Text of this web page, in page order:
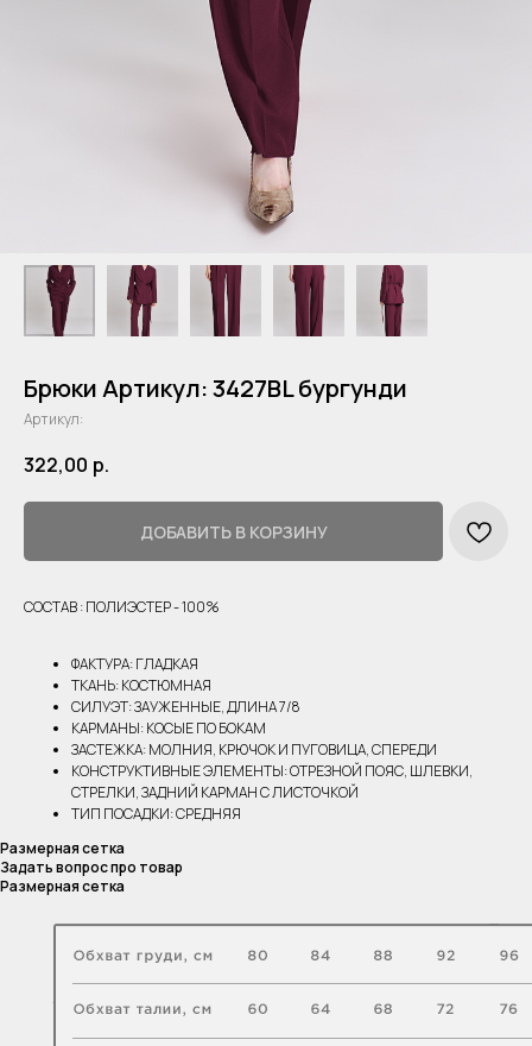
Брюки Артикул: 3427BL бургунди
Артикул:
322,00 р.
ДОБАВИТЬ В КОРЗИНУ
СОСТАВ : ПОЛИЭСТЕР - 100%
ФАКТУРА: ГЛАДКАЯ
ТКАНЬ: КОСТЮМНАЯ
СИЛУЭТ: ЗАУЖЕННЫЕ, ДЛИНА 7/8
КАРМАНЫ: КОСЫЕ ПО БОКАМ
ЗАСТЕЖКА: МОЛНИЯ, КРЮЧОК И ПУГОВИЦА, СПЕРЕДИ
КОНСТРУКТИВНЫЕ ЭЛЕМЕНТЫ: ОТРЕЗНОЙ ПОЯС, ШЛЕВКИ,
СТРЕЛКИ, ЗАДНИЙ КАРМАН С ЛИСТОЧКОЙ
ТИП ПОСАДКИ: СРЕДНЯЯ
Размерная сетка
Задать вопрос про товар
Размерная сетка